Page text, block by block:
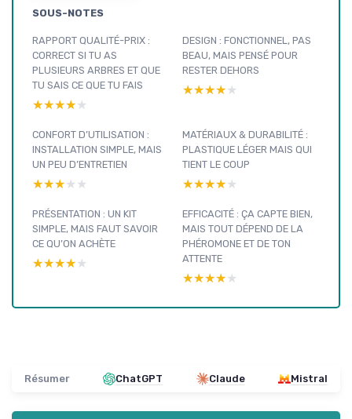
SOUS-NOTES
RAPPORT QUALITÉ-PRIX :
CORRECT SI TU AS
PLUSIEURS ARBRES ET QUE
TU SAIS CE QUE TU FAIS
★★★★★
★★★★★
DESIGN : FONCTIONNEL, PAS
BEAU, MAIS PENSÉ POUR
RESTER DEHORS
★★★★★
★★★★★
CONFORT D’UTILISATION :
INSTALLATION SIMPLE, MAIS
UN PEU D’ENTRETIEN
★★★★★
★★★★★
MATÉRIAUX & DURABILITÉ :
PLASTIQUE LÉGER MAIS QUI
TIENT LE COUP
★★★★★
★★★★★
PRÉSENTATION : UN KIT
SIMPLE, MAIS FAUT SAVOIR
CE QU’ON ACHÈTE
★★★★★
★★★★★
EFFICACITÉ : ÇA CAPTE BIEN,
MAIS TOUT DÉPEND DE LA
PHÉROMONE ET DE TON
ATTENTE
★★★★★
★★★★★
Résumer ChatGPT Claude Mistral